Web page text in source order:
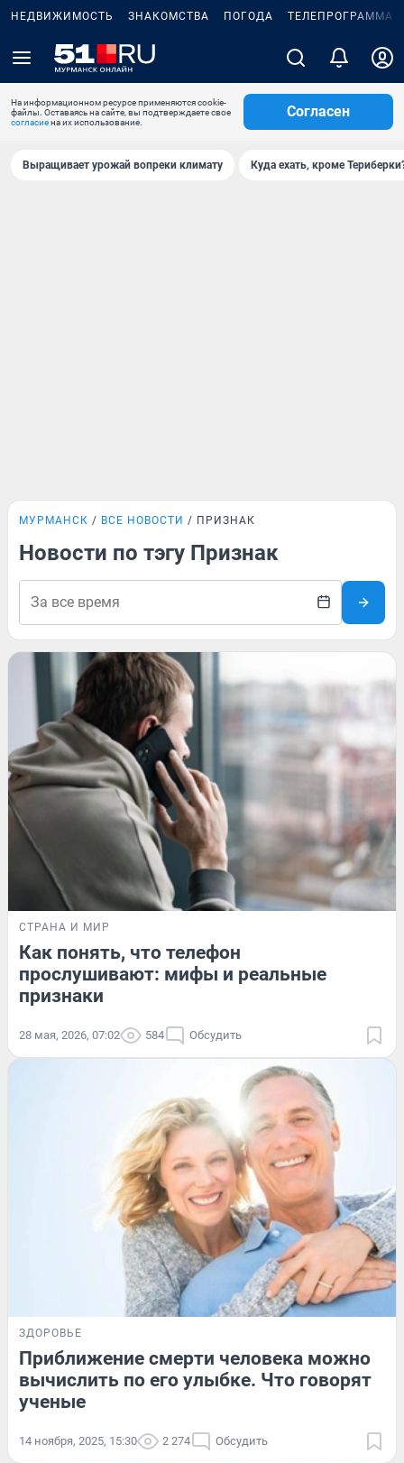
НЕДВИЖИМОСТЬ ЗНАКОМСТВА ПОГОДА ТЕЛЕПРОГРАММА
На информационном ресурсе применяются cookie-
файлы. Оставаясь на сайте, вы подтверждаете свое
согласиена их использование.
Согласен
Выращивает урожай вопреки климату Куда ехать, кроме
МУРМАНСК ВСЕ НОВОСТИ ПРИЗНАК
Новости по тэгу Признак
СТРАНА И МИР
Как понять, что телефон
прослушивают: мифы и реальные
признаки
28 мая, 2026, 07:02 584 Обсудить
ЗДОРОВЬЕ
Приближение смерти человека можно
вычислить по его улыбке. Что говорят
ученые
14 ноября, 2025, 15:30 2 274 Обсудить